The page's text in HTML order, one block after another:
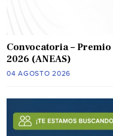
Convocatoria –
2026 (ANEAS)
04 AGOSTO 2026